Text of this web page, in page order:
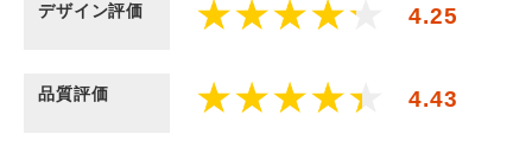
デザイン評価 4.25
品質評価 4.43